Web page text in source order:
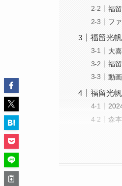
福
フ
福留光
大
福
動
福留光
森